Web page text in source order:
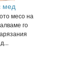
мед
месо на
го